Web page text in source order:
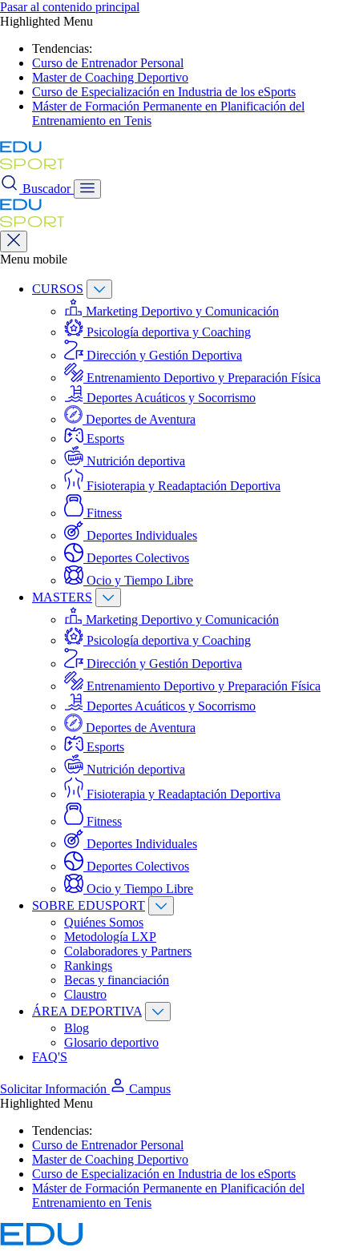
Pasar al contenido principal
Highlighted Menu
Tendencias:
Curso de Entrenador Personal
Master de Coaching Deportivo
Curso de Especialización en Industria de los eSports
Máster de Formación Permanente en Planificación del
Entrenamiento en Tenis
Buscador
Menu mobile
CURSOS
Marketing Deportivo y Comunicación
Psicología deportiva y Coaching
Dirección y Gestión Deportiva
Entrenamiento Deportivo y Preparación Física
Deportes Acuáticos y Socorrismo
Deportes de Aventura
Esports
Nutrición deportiva
Fisioterapia y Readaptación Deportiva
Fitness
Deportes Individuales
Deportes Colectivos
Ocio y Tiempo Libre
MASTERS
Marketing Deportivo y Comunicación
Psicología deportiva y Coaching
Dirección y Gestión Deportiva
Entrenamiento Deportivo y Preparación Física
Deportes Acuáticos y Socorrismo
Deportes de Aventura
Esports
Nutrición deportiva
Fisioterapia y Readaptación Deportiva
Fitness
Deportes Individuales
Deportes Colectivos
Ocio y Tiempo Libre
SOBRE EDUSPORT
Quiénes Somos
Metodología LXP
Colaboradores y Partners
Rankings
Becas y financiación
Claustro
ÁREA DEPORTIVA
Blog
Glosario deportivo
FAQ'S
Solicitar Información
Campus
Highlighted Menu
Tendencias:
Curso de Entrenador Personal
Master de Coaching Deportivo
Curso de Especialización en Industria de los eSports
Máster de Formación Permanente en Planificación del
Entrenamiento en Tenis